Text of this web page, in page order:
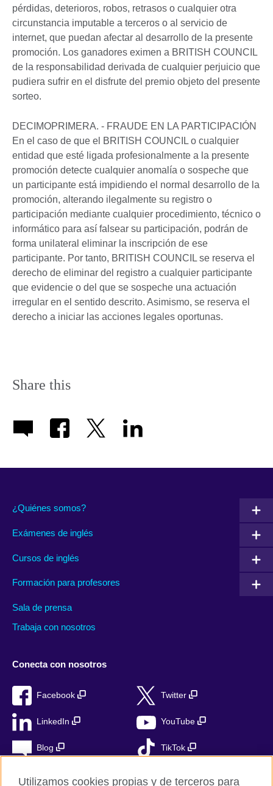
pérdidas, deterioros, robos, retrasos o cualquier otra
circunstancia imputable a terceros o al servicio de
internet, que puedan afectar al desarrollo de la presente
promoción. Los ganadores eximen a BRITISH COUNCIL
de la responsabilidad derivada de cualquier perjuicio que
pudiera sufrir en el disfrute del premio objeto del presente
sorteo.
DECIMOPRIMERA. - FRAUDE EN LA PARTICIPACIÓN
En el caso de que el BRITISH COUNCIL o cualquier
entidad que esté ligada profesionalmente a la presente
promoción detecte cualquier anomalía o sospeche que
un participante está impidiendo el normal desarrollo de la
promoción, alterando ilegalmente su registro o
participación mediante cualquier procedimiento, técnico o
informático para así falsear su participación, podrán de
forma unilateral eliminar la inscripción de ese
participante. Por tanto, BRITISH COUNCIL se reserva el
derecho de eliminar del registro a cualquier participante
que evidencie o del que se sospeche una actuación
irregular en el sentido descrito. Asimismo, se reserva el
derecho a iniciar las acciones legales oportunas.
Share this
¿Quiénes somos?
Exámenes de inglés
Cursos de inglés
Formación para profesores
Sala de prensa
Trabaja con nosotros
Conecta con nosotros
Facebook Twitter
LinkedIn YouTube
Blog TikTok
Utilizamos cookies propias y de terceros para